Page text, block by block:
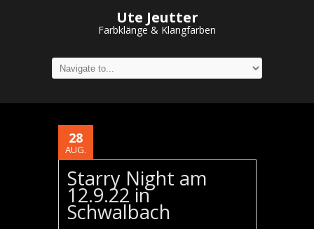
Ute Jeutter
Farbklänge & Klangfarben
28
AUG.
Starry Night am
12.9.22 in
Schwalbach